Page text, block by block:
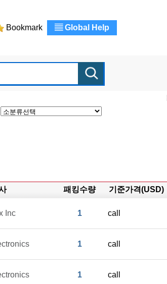
Bookmark ▤ Global Help
패킹수량 기준가격(USD)
Inc 1 call
1 call
1 call